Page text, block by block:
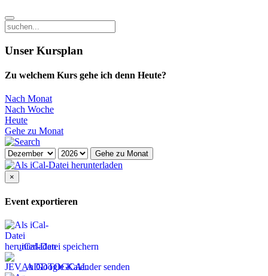
Unser Kursplan
Zu welchem Kurs gehe ich denn Heute?
Nach Monat
Nach Woche
Heute
Gehe zu Monat
Gehe zu Monat
×
Event exportieren
iCal-Datei speichern
An Google Kalender senden